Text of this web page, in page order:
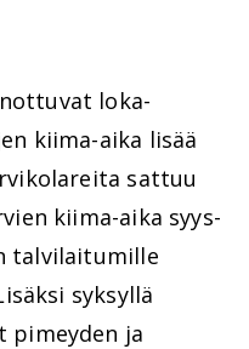
loka-
kiima-aika lisää
sattuu
kiima-aika syys-
talvilaitumille
syksyllä
pimeyden ja